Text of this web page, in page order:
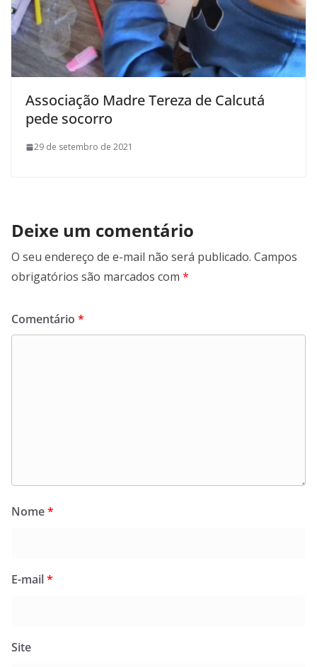
Associação Madre Tereza de Calcutá
pede socorro
29 de setembro de 2021
Deixe um comentário
O seu endereço de e-mail não será publicado. Campos
obrigatórios são marcados com *
Comentário *
Nome*
E-mail*
Site